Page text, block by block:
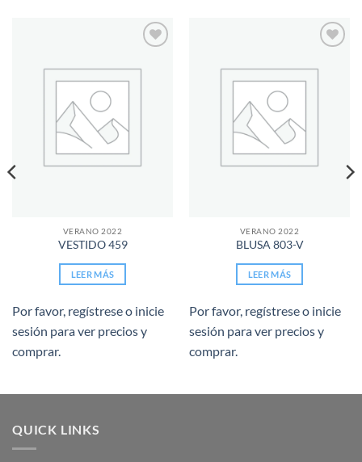
VERANO 2022
VESTIDO 459
LEER MÁS
Por favor, regístrese o inicie
sesión para ver precios y
comprar.
VERANO 2022
BLUSA 803-V
LEER MÁS
Por favor, regístrese o inicie
sesión para ver precios y
comprar.
QUICK LINKS